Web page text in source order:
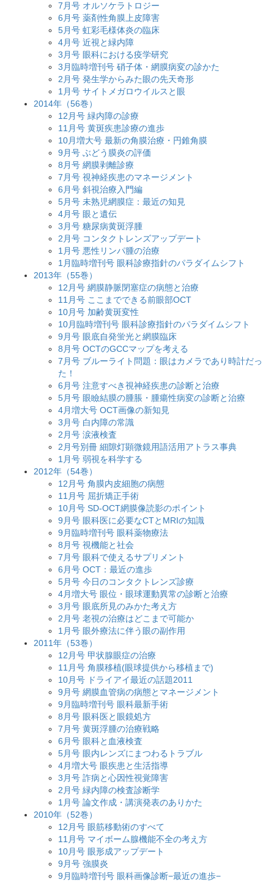
7月号 オルソケラトロジー
6月号 薬剤性角膜上皮障害
5月号 虹彩毛様体炎の臨床
4月号 近視と緑内障
3月号 眼科における疫学研究
3月臨時増刊号 硝子体・網膜病変の診かた
2月号 発生学からみた眼の先天奇形
1月号 サイトメガロウイルスと眼
2014年（56巻）
12月号 緑内障の診療
11月号 黄斑疾患診療の進歩
10月増大号 最新の角膜治療・円錐角膜
9月号 ぶどう膜炎の評価
8月号 網膜剥離診療
7月号 視神経疾患のマネージメント
6月号 斜視治療入門編
5月号 未熟児網膜症：最近の知見
4月号 眼と遺伝
3月号 糖尿病黄斑浮腫
2月号 コンタクトレンズアップデート
1月号 悪性リンパ腫の治療
1月臨時増刊号 眼科診療指針のパラダイムシフト
2013年（55巻）
12月号 網膜静脈閉塞症の病態と治療
11月号 ここまでできる前眼部OCT
10月号 加齢黄斑変性
10月臨時増刊号 眼科診療指針のパラダイムシフト
9月号 眼底自発蛍光と網膜臨床
8月号 OCTのGCCマップを考える
7月号 ブルーライト問題：眼はカメラであり時計だっ
た！
6月号 注意すべき視神経疾患の診断と治療
5月号 眼瞼結膜の腫脹・腫瘍性病変の診断と治療
4月増大号 OCT画像の新知見
3月号 白内障の常識
2月号 涙液検査
2月号別冊 細隙灯顕微鏡用語活用アトラス事典
1月号 弱視を科学する
2012年（54巻）
12月号 角膜内皮細胞の病態
11月号 屈折矯正手術
10月号 SD-OCT網膜像読影のポイント
9月号 眼科医に必要なCTとMRIの知識
9月臨時増刊号 眼科薬物療法
8月号 視機能と社会
7月号 眼科で使えるサプリメント
6月号 OCT：最近の進歩
5月号 今日のコンタクトレンズ診療
4月増大号 眼位・眼球運動異常の診断と治療
3月号 眼底所見のみかた考え方
2月号 老視の治療はどこまで可能か
1月号 眼外療法に伴う眼の副作用
2011年（53巻）
12月号 甲状腺眼症の治療
11月号 角膜移植(眼球提供から移植まで)
10月号 ドライアイ最近の話題2011
9月号 網膜血管病の病態とマネージメント
9月臨時増刊号 眼科最新手術
8月号 眼科医と眼鏡処方
7月号 黄斑浮腫の治療戦略
6月号 眼科と血液検査
5月号 眼内レンズにまつわるトラブル
4月増大号 眼疾患と生活指導
3月号 詐病と心因性視覚障害
2月号 緑内障の検査診断学
1月号 論文作成・講演発表のありかた
2010年（52巻）
12月号 眼筋移動術のすべて
11月号 マイボーム腺機能不全の考え方
10月号 眼形成アップデート
9月号 強膜炎
9月臨時増刊号 眼科画像診断−最近の進歩−